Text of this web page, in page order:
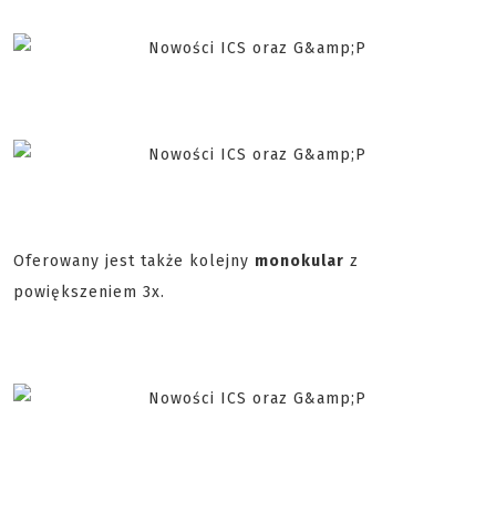
Oferowany jest także kolejny monokular z
powiększeniem 3x.